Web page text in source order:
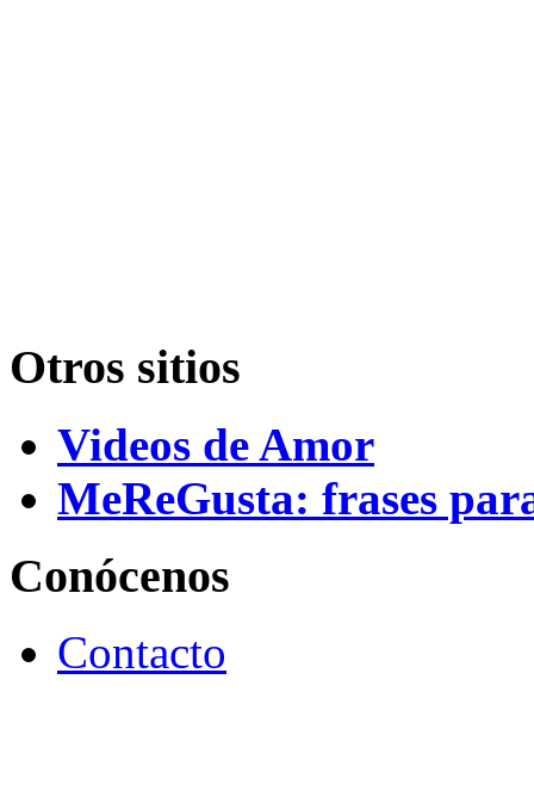
Otros sitios
Videos de Amor
MeReGusta: frases
Conócenos
Contacto